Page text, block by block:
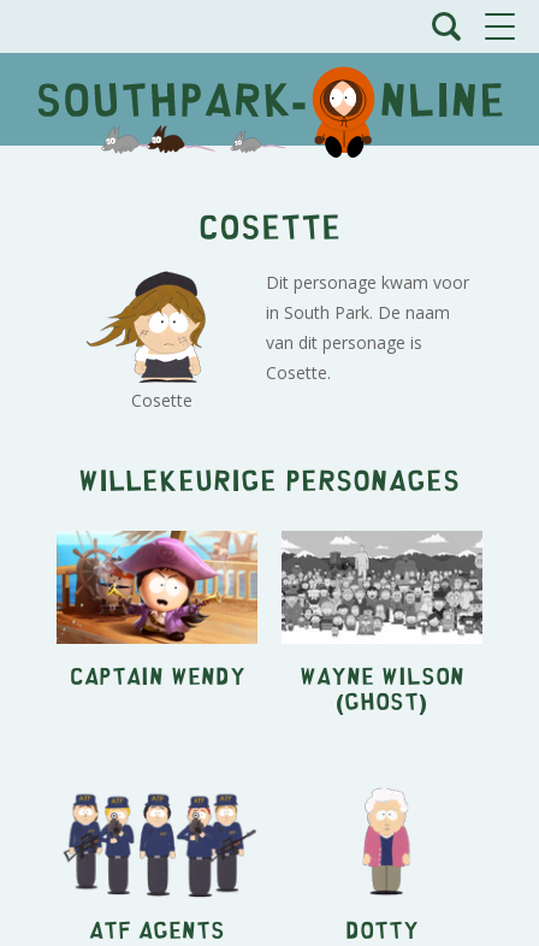
Cosette
Cosette
Dit personage kwam voor
in South Park. De naam
van dit personage is
Cosette.
Willekeurige personages
Captain Wendy Wayne Wilson
(Ghost)
ATF Agents Dotty